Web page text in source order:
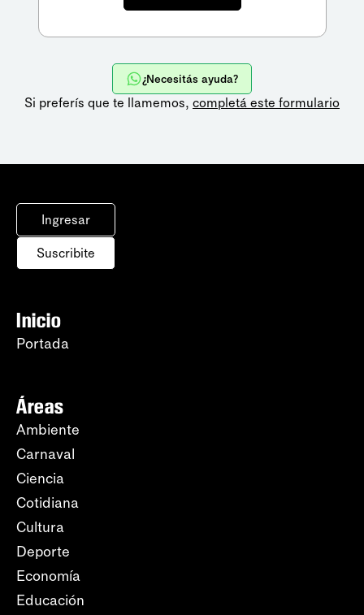
¿Necesitás ayuda?
Si preferís que te llamemos, completá este formulario
Ingresar
Suscribite
Inicio
Portada
Áreas
Ambiente
Carnaval
Ciencia
Cotidiana
Cultura
Deporte
Economía
Educación